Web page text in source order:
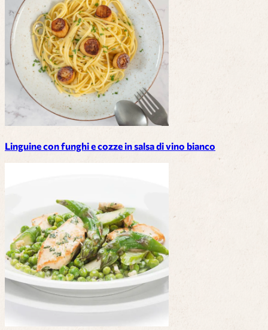
Linguine con funghi e cozze in salsa di vino bianco